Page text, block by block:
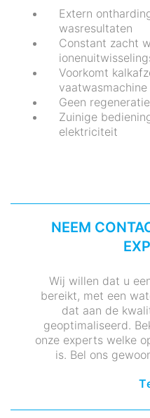
Extern
wasresultaten
Constant zacht
Voorkomt
vaatwasmachine
Geen
Zuinige
elektriciteit
NEEM
Wij willen dat u
bereikt, met een
dat aan de
geoptimaliseerd.
onze experts welke
is. Bel ons